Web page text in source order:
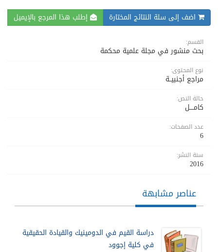
اضف إلى سلة النتائج المختارة إطلب هذا المرجع بالإيميل
القسم:
بحث منشور في مجلة علمية محكمة
نوع المحتوى:
مراجع أجنبيــة
حالة النص:
كامــــل
عدد الصفحات:
6
سنة النشر:
2016
عناصر مشابهة
دراسة القيم في الدومينيك والقيادة الحقيقية
في كلية إجوود